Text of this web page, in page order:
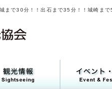
まで30分！！出石まで35分！！城崎まで